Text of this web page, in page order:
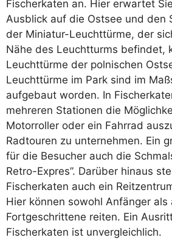
Fischerkaten an. Hier erwartet
Ausblick auf die Ostsee und den
der Miniatur-Leuchttürme, der
Nähe des Leuchtturms befindet,
Leuchttürme der polnischen
Leuchttürme im Park sind im
aufgebaut worden. In
mehreren Stationen die
Motorroller oder ein Fahrrad
Radtouren zu unternehmen. Ein
für die Besucher auch die
Retro-Expres”. Darüber hinaus
Fischerkaten auch ein
Hier können sowohl Anfänger als
Fortgeschrittene reiten. Ein
Fischerkaten ist unvergleichlich.